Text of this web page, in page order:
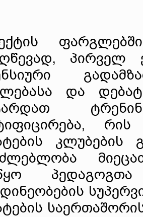
პირველ
და
რის
კლუბების